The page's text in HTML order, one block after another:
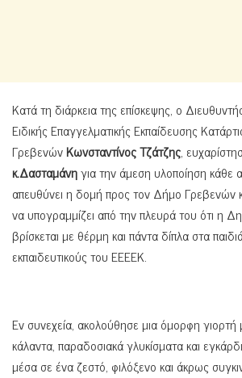
Κατά τη διάρκεια της επίσκεψης, ο
Ειδικής Επαγγελματικής Εκπαίδευσης
ΓρεβενώνΚωνσταντίνος Τζάτζης,
κ.Δασταμάνηγια την άμεση υλοποίηση κάθε
απευθύνει η δομή προς τον Δήμο Γρεβενών
να υπογραμμίζει από την πλευρά του ότι η
βρίσκεται με θέρμη και πάντα δίπλα στα
εκπαιδευτικούς του EEEEK.
Εν συνεχεία, ακολούθησε μια όμορφη γιορτή
κάλαντα, παραδοσιακά γλυκίσματα και
μέσα σε ένα ζεστό, φιλόξενο και άκρως